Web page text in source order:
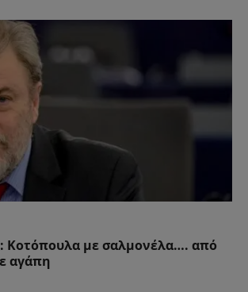
Κοτόπουλα με σαλμονέλα…. από
αγάπη